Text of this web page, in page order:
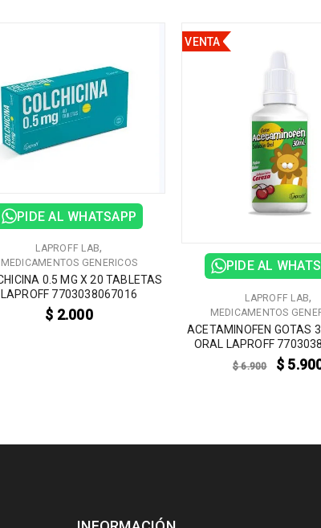
PIDE AL WHATSAPP
LAPROFF LAB,
MEDICAMENTOS GENERICOS
0.5 MG X 20 TABLETAS
LAPROFF 7703038067016
$ 2.000
VENTA
PIDE AL
LAPROFF LAB,
MEDICAMENTOS
ACETAMINOFEN GOTAS
ORAL LAPROFF
$6.900 $